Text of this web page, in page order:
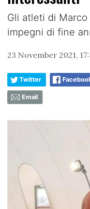
Gli atleti di
impegni di fine
23 November 2021,
Twitter
Email